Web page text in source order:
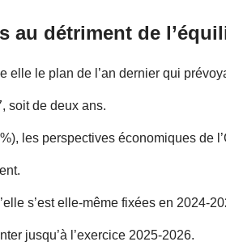
au détriment de
le plan de l’an dernier qui
soit de deux ans.
les perspectives économiques de
s’est elle-même fixées en 2024-
jusqu’à l’exercice 2025-2026.